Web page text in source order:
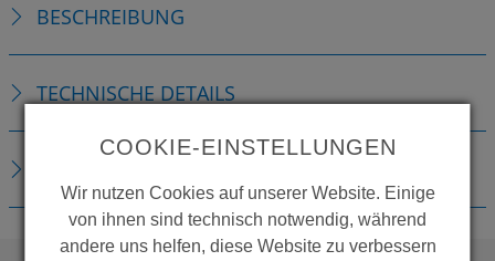
BESCHREIBUNG
TECHNISCHE DETAILS
COOKIE-EINSTELLUNGEN
Wir nutzen Cookies auf unserer Website. Einige
von ihnen sind technisch notwendig, während
andere uns helfen, diese Website zu verbessern